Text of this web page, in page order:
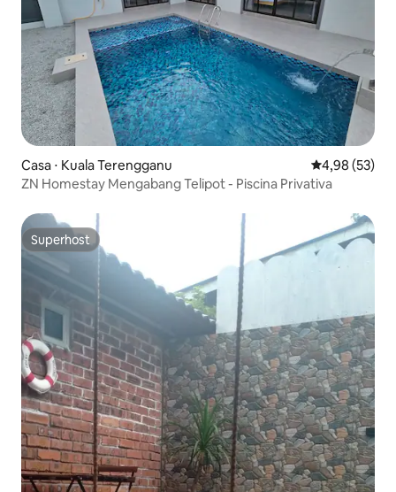
Casa ⋅ Kuala Terengganu 4,98 de uma
4,98 (53)
ZN Homestay Mengabang Telipot - Piscina Privativa
Superhost
Superhost